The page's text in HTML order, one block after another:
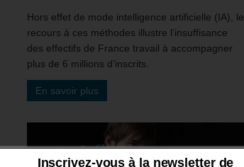
Inscrivez-vous à la newsletter de
Hors effet de mode intelligence artificielle (IA), le
recours à ces méthodes illustre l’insuffisance
des effectifs de France travail à accompagner
plus de 6 millions d’inscrits.
En savoir plus